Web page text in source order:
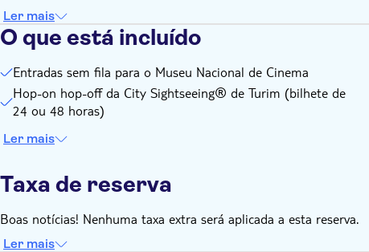
Ler mais
O que está incluído
Entradas sem fila para o Museu Nacional de Cinema
Hop-on hop-off da City Sightseeing® de Turim (bilhete de
24 ou 48 horas)
Ler mais
Taxa de reserva
Boas notícias! Nenhuma taxa extra será aplicada a esta reserva.
Ler mais